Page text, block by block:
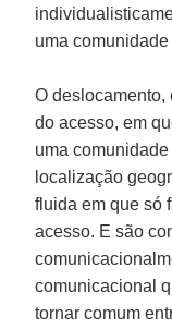
uma
O deslocamento,
do acesso, em
uma
localização
fluida em que só
acesso. E são
comunicacional
tornar comum